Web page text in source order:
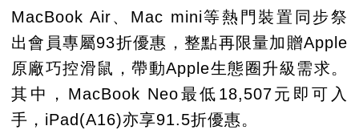
MacBook Air、Mac mini等熱門裝置同步祭
出會員專屬93折優惠，整點再限量加贈Apple
原廠巧控滑鼠，帶動Apple生態圈升級需求。
其中，MacBook Neo最低18,507元即可入
手，iPad(A16)亦享91.5折優惠。